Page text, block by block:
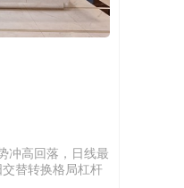
替转换格局杠杆